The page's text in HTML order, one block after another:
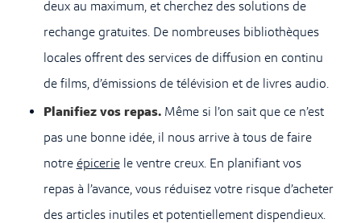
deux au maximum, et cherchez des solutions de
rechange gratuites. De nombreuses bibliothèques
locales offrent des services de diffusion en continu
de films, d’émissions de télévision et de livres audio.
Planifiez vos repas.Même si l’on sait que ce n’est
pas une bonne idée, il nous arrive à tous de faire
notre épiceriele ventre creux. En planifiant vos
repas à l’avance, vous réduisez votre risque d’acheter
des articles inutiles et potentiellement dispendieux.